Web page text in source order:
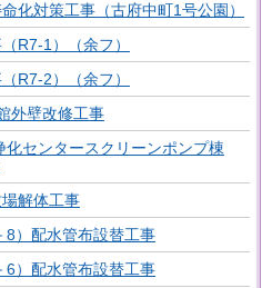
化対策工事（古府中町1号公園）
R7-1）（余フ）
R7-2）（余フ）
外壁改修工事
化センタースクリーンポンプ棟
場解体工事
8）配水管布設替工事
6）配水管布設替工事